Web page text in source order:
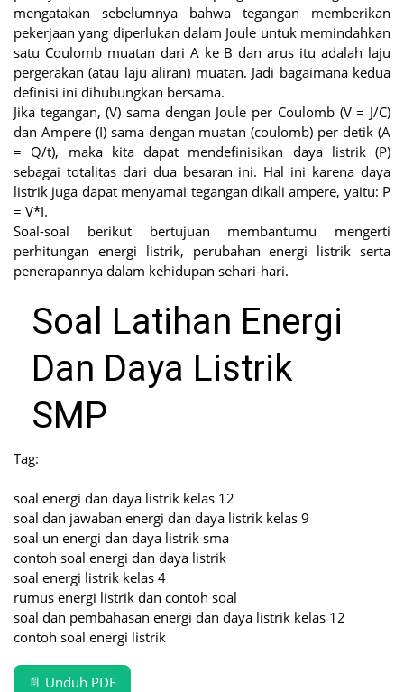
mengatakan sebelumnya bahwa tegangan memberikan
pekerjaan yang diperlukan dalam Joule untuk memindahkan
satu Coulomb muatan dari A ke B dan arus itu adalah laju
pergerakan (atau laju aliran) muatan. Jadi bagaimana kedua
definisi ini dihubungkan bersama.
Jika tegangan, (V) sama dengan Joule per Coulomb (V = J/C)
dan Ampere (I) sama dengan muatan (coulomb) per detik (A
= Q/t), maka kita dapat mendefinisikan daya listrik (P)
sebagai totalitas dari dua besaran ini. Hal ini karena daya
listrik juga dapat menyamai tegangan dikali ampere, yaitu: P
= V*I.
Soal-soal berikut bertujuan membantumu mengerti
perhitungan energi listrik, perubahan energi listrik serta
penerapannya dalam kehidupan sehari-hari.
Soal Latihan Energi
Dan Daya Listrik
SMP
Tag:
soal energi dan daya listrik kelas 12
soal dan jawaban energi dan daya listrik kelas 9
soal un energi dan daya listrik sma
contoh soal energi dan daya listrik
soal energi listrik kelas 4
rumus energi listrik dan contoh soal
soal dan pembahasan energi dan daya listrik kelas 12
contoh soal energi listrik
📄 Unduh PDF